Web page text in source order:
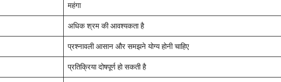
महंगा
अधिक श्रम की आवश्यकता है
प्रश्नावली आसान और समझने योग्य होनी चाहिए
प्रतिक्रिया दोषपूर्ण हो सकती है